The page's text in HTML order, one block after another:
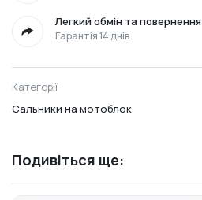
Легкий обмін та повернення
Гарантія 14 днів
Категорії
Сальники на мотоблок
Подивіться ще: